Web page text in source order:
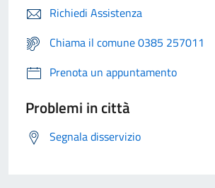
Richiedi Assistenza
Chiama il comune 0385 257011
Prenota un appuntamento
Problemi in città
Segnala disservizio